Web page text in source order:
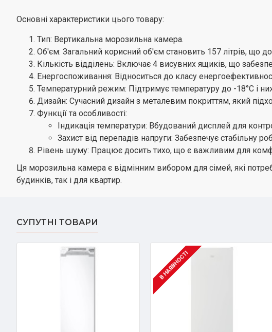
Основні характеристики цього товару:
Тип: Вертикальна морозильна камера.
Об'єм: Загальний корисний об'єм становить 157 літрів, що
Кількість відділень: Включає 4 висувних ящиків, що
Енергоспоживання: Відноситься до класу
Температурний режим: Підтримує температуру до -18°C і
Дизайн: Сучасний дизайн з металевим покриттям, який
Функції та особливості:
Індикація температури: Вбудований дисплей для
Захист від перепадів напруги: Забезпечує стабільну
Рівень шуму: Працює досить тихо, що є важливим для
Ця морозильна камера є відмінним вибором для сімей, які
будинків, так і для квартир.
СУПУТНІ ТОВАРИ
В НАЯВНОСТІ